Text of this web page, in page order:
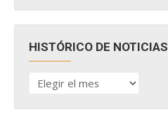
HISTÓRICO DE NOTICIAS
HISTÓRICO
DE